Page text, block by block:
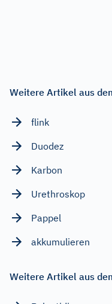
Weitere Artikel aus
flink
Duodez
Karbon
Urethroskop
Pappel
akkumulieren
Weitere Artikel aus